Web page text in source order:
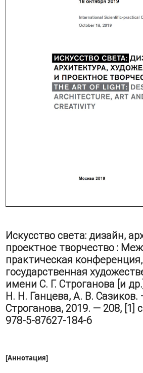
Искусство света: дизайн,
проектное творчество :
практическая
государственная
имени С. Г. Строганова [и
Н. Н. Ганцева, А. В.
Строганова, 2019. — 208, [1]
978-5-87627-184-6
[Аннотация]